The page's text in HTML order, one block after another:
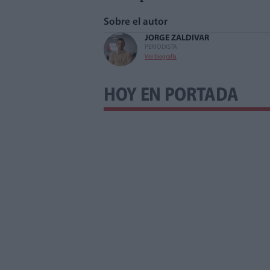
Sobre el autor
JORGE ZALDIVAR
PERIODISTA
Ver biografía
HOY EN PORTADA